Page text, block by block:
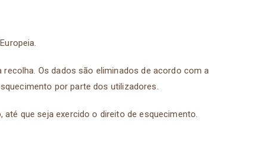
Os dados são eliminados de acordo com a
por parte dos utilizadores.
que seja exercido o direito de esquecimento.